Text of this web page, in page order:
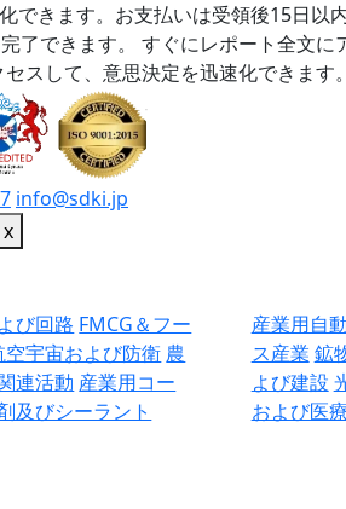
きます。お支払いは受領後15日以
了できます。
すぐにレポート全文に
スして、意思決定を迅速化できます
info@sdki.jp
x
び回路 FMCG＆フー
空宇宙および防衛 農
連活動 産業用コー
及びシーラント
産業用自
ス産業 鉱
よび建設
および医